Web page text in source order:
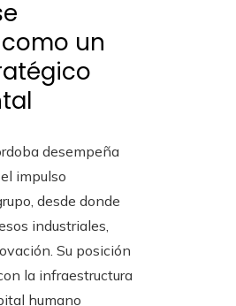
un
desempeña
impulso
desde donde
industriales,
Su posición
la infraestructura
humano